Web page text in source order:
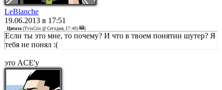
LeBlanche
19.06.2013 в 17:51
Цитата (TvisCris @ Сегодня, 17:40) )
Если ты это мне, то почему? И что в твоем понятии шутер? Я
тебя не понял :(
это ACE'y